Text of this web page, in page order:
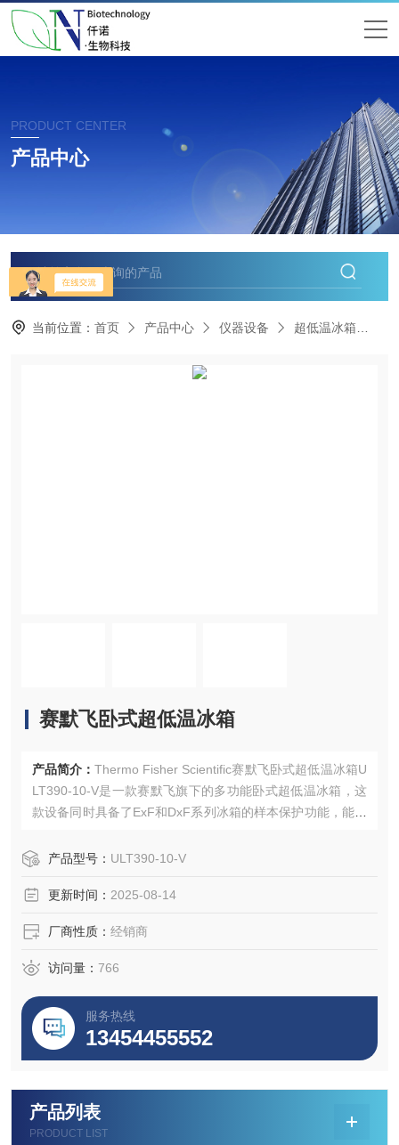
PRODUCT CENTER
产品中心
当前位置： 首页 产品中心 仪器设备 超低温冰箱
赛默飞卧式超低温冰箱
产品简介： Thermo Fisher Scientific赛默飞卧式超低温冰箱U
LT390-10-V是一款赛默飞旗下的多功能卧式超低温冰箱，这
款设备同时具备了ExF和DxF系列冰箱的样本保护功能，能够
面点击网站一起来看看这款超低温卧式冰箱的具体参数规格
产品型号： ULT390-10-V
更新时间： 2025-08-14
厂商性质： 经销商
访问量： 766
服务热线
13454455552
产品列表
PRODUCT LIST